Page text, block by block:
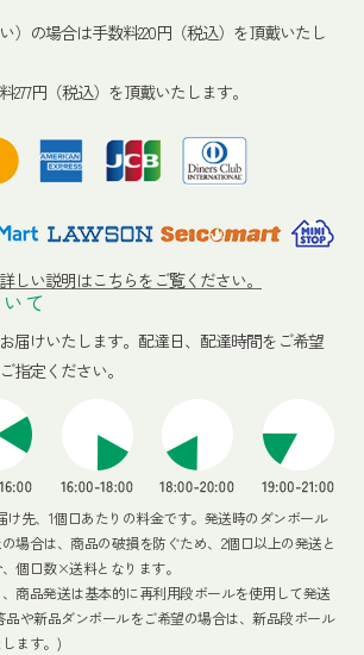
）の場合は手数料220円（税込）を頂戴いたし
277円（税込）を頂戴いたします。
しい説明はこちらをご覧ください。
て
届けいたします。 配達日、配達時間をご希望
指定ください。
け先、1個口あたりの料金です。発送時のダンボール
場合は、商品の破損を防ぐため、2個口以上の発送と
個口数×送料となります。
商品発送は基本的に再利用段ボールを使用して発送
品や新品ダンボールをご希望の場合は、新品段ボール
ます。)